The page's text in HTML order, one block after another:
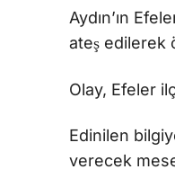
Aydın’ın
ateş edilerek
Olay, Efeler
Edinilen
verecek